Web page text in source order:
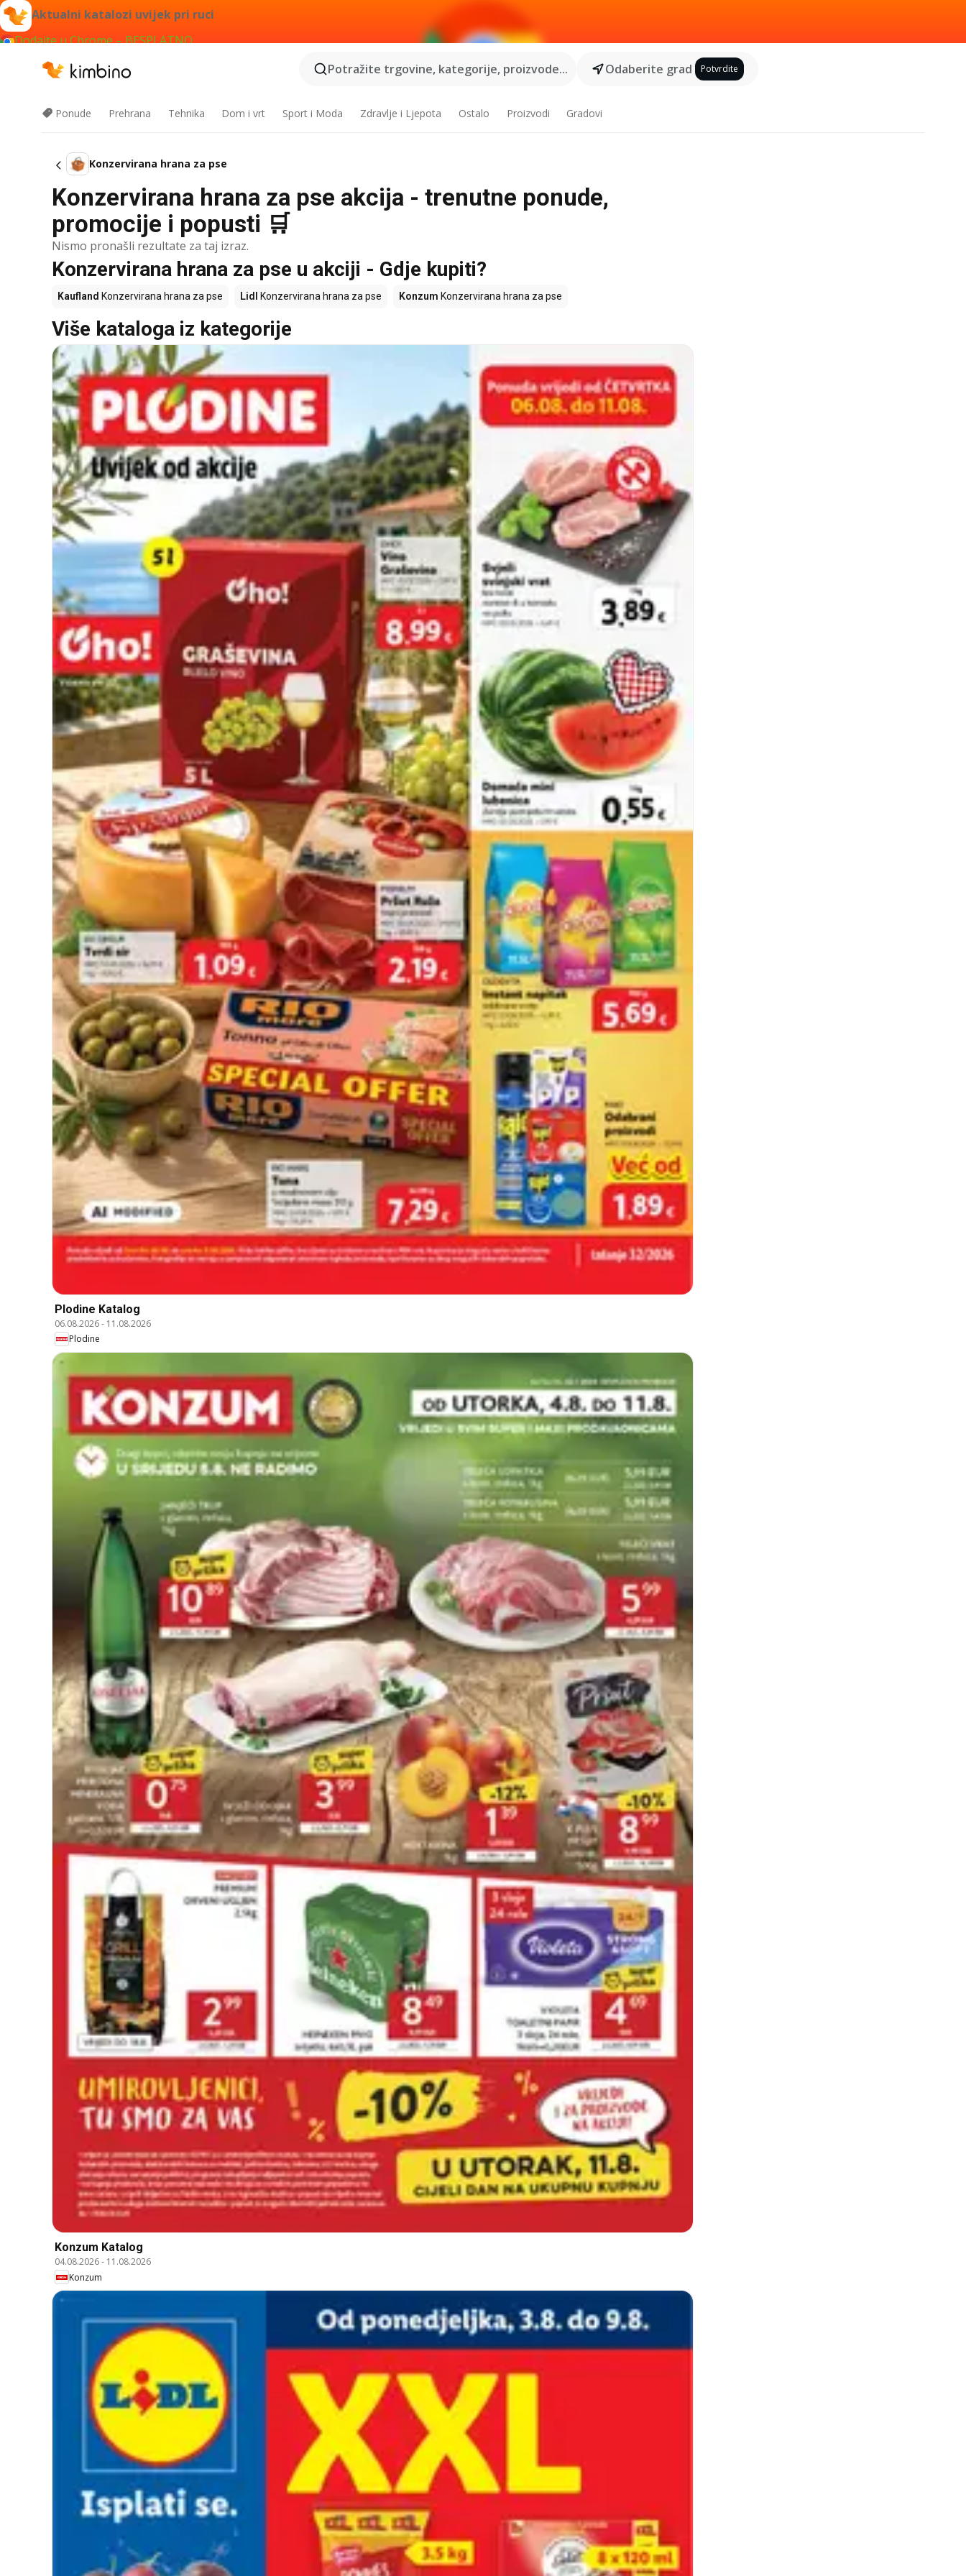
Aktualni katalozi uvijek pri ruci
Dodajte u Chrome – BESPLATNO
Potražite trgovine, kategorije, proizvode...
Odaberite grad Potvrdite
Ponude Prehrana Tehnika Dom i vrt Sport i Moda Zdravlje i Ljepota Ostalo Proizvodi Gradovi
Konzervirana hrana za pse
Konzervirana hrana za pse akcija - trenutne ponude,
promocije i popusti 🛒
Nismo pronašli rezultate za taj izraz.
Konzervirana hrana za pse u akciji - Gdje kupiti?
Kaufland Konzervirana hrana za pse Lidl Konzervirana hrana za pse Konzum Konzervirana hrana za pse
Više kataloga iz kategorije
Plodine Katalog
06.08.2026- 11.08.2026
Plodine
Konzum Katalog
04.08.2026- 11.08.2026
Konzum